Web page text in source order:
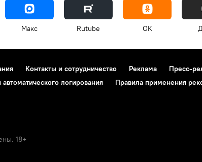
Макс Rutube OK
Контакты и сотрудничество Реклама Пресс-
логирования
Правила применения
18+